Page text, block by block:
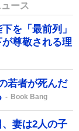
ース
を「最前列」
尊敬される理
若者が死んだ
Book Bang
、妻は2人の子